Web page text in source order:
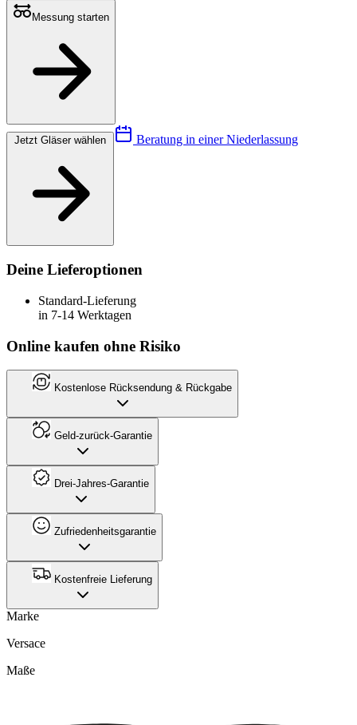
Messung starten
Beratung in einer Niederlassung
Deine Lieferoptionen
Standard-Lieferung
in 7-14 Werktagen
Online kaufen ohne Risiko
Kostenlose Rücksendung & Rückgabe
Geld-zurück-Garantie
Drei-Jahres-Garantie
Zufriedenheitsgarantie
Kostenfreie Lieferung
Marke
Versace
Maße